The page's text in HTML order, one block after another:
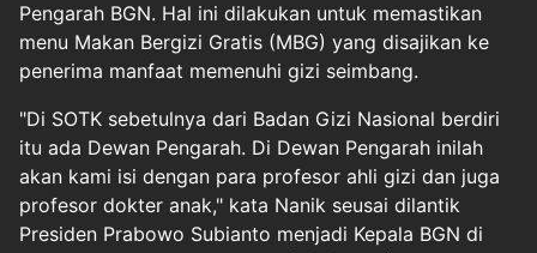
Pengarah BGN. Hal ini dilakukan untuk memastikan
menu Makan Bergizi Gratis (MBG) yang disajikan ke
penerima manfaat memenuhi gizi seimbang.
"Di SOTK sebetulnya dari Badan Gizi Nasional berdiri
itu ada Dewan Pengarah. Di Dewan Pengarah inilah
akan kami isi dengan para profesor ahli gizi dan juga
profesor dokter anak," kata Nanik seusai dilantik
Presiden Prabowo Subianto menjadi Kepala BGN di